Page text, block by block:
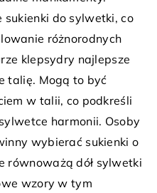
do sylwetki, co
różnorodnych
klepsydry najlepsze
talię. Mogą to być
w talii, co podkreśli
harmonii. Osoby
wybierać sukienki o
równoważą dół sylwetki
wzory w tym